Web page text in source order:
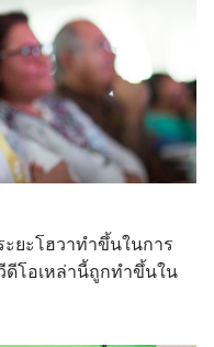
ยะโฮวาทำขึ้นในการ
ดีโอเหล่านี้ถูกทำขึ้นใน